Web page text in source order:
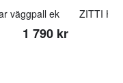
väggpall ek
1 790 kr
ZITTI